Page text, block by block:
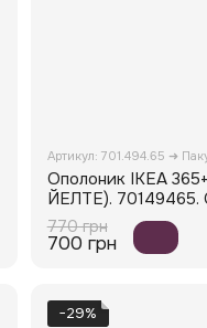
Артикул: 701.494.65 ➜
Ополоник IKEA
ЙЕЛТЕ). 70149465.
770 грн
700 грн
−29%